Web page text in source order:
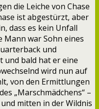
die Leiche von Chase
ist abgestürzt, aber
dass es kein Unfall
Mann war Sohn eines
und
und bald hat er eine
wird nun auf
von den Ermittlungen
„Marschmädchens“ –
mitten in der Wildnis